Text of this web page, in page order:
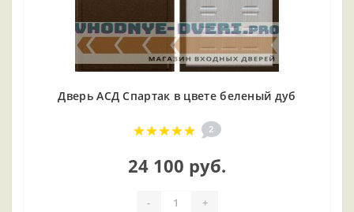
Дверь АСД Спартак в цвете беленый дуб
2
24 100 руб.
- +